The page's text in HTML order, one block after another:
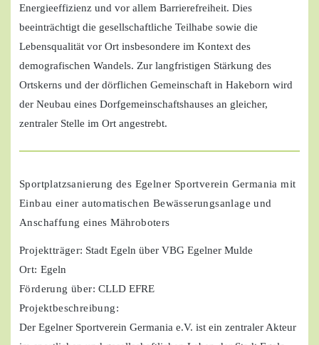
Energieeffizienz und vor allem Barrierefreiheit. Dies
beeinträchtigt die gesellschaftliche Teilhabe sowie die
Lebensqualität vor Ort insbesondere im Kontext des
demografischen Wandels. Zur langfristigen Stärkung des
Ortskerns und der dörflichen Gemeinschaft in Hakeborn wird
der Neubau eines Dorfgemeinschaftshauses an gleicher,
zentraler Stelle im Ort angestrebt.
Sportplatzsanierung des Egelner Sportverein Germania mit
Einbau einer automatischen Bewässerungsanlage und
Anschaffung eines Mähroboters
Projektträger: Stadt Egeln über VBG Egelner Mulde
Ort: Egeln
Förderung über: CLLD EFRE
Projektbeschreibung:
Der Egelner Sportverein Germania e.V. ist ein zentraler Akteur